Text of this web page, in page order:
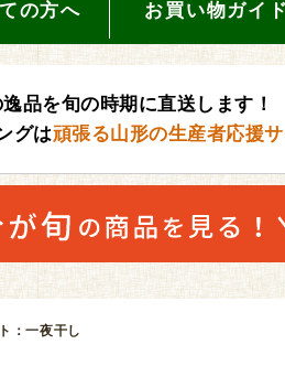
の方へ お買い物ガイド
品を旬の時期に直送します！
グは頑張る山形の生産者応援サ
：一夜干し